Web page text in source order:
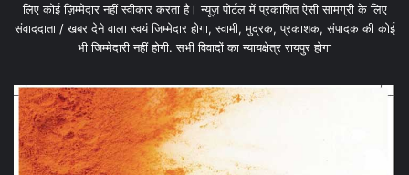
लिए कोई ज़िम्मेदार नहीं स्वीकार करता है। न्यूज़ पोर्टल में प्रकाशित ऐसी सामग्री के लिए
संवाददाता / खबर देने वाला स्वयं जिम्मेदार होगा, स्वामी, मुद्रक, प्रकाशक, संपादक की कोई
भी जिम्मेदारी नहीं होगी. सभी विवादों का न्यायक्षेत्र रायपुर होगा